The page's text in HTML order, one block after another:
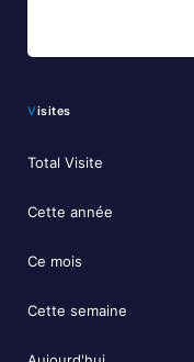
Visites
Total Visite
Cette année
Ce mois
Cette semaine